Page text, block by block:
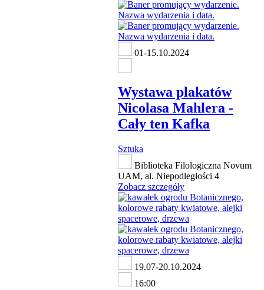
01-15.10.2024
Wystawa plakatów
Nicolasa Mahlera -
Cały ten Kafka
Sztuka
Biblioteka Filologiczna Novum
UAM, al. Niepodległości 4
Zobacz szczegóły
19.07-20.10.2024
16:00